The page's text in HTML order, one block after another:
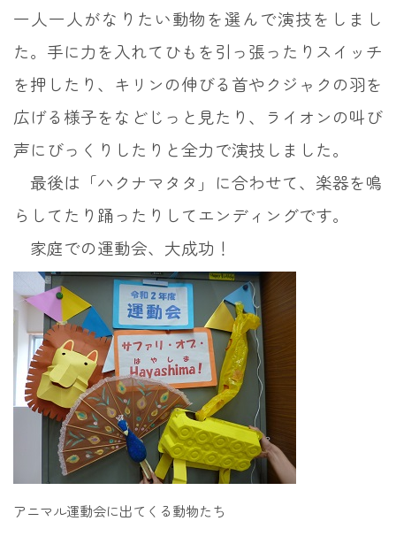
一人一人がなりたい動物を選んで演技をしまし
た。手に力を入れてひもを引っ張ったりスイッチ
を押したり、キリンの伸びる首やクジャクの羽を
広げる様子をなどじっと見たり、ライオンの叫び
声にびっくりしたりと全力で演技しました。
最後は「ハクナマタタ」に合わせて、楽器を鳴
らしてたり踊ったりしてエンディングです。
家庭での運動会、大成功！
アニマル運動会に出てくる動物たち